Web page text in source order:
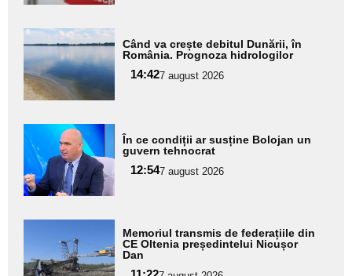
Adaugă
aici textul
pentru
subtitlu
Când va crește debitul Dunării, în
România. Prognoza hidrologilor
14:427 august 2026
Adaugă
aici textul
pentru
subtitlu
În ce condiții ar susține Bolojan un
guvern tehnocrat
12:547 august 2026
aici textul
pentru
Memoriul transmis de federațiile din
CE Oltenia președintelui Nicușor
Dan